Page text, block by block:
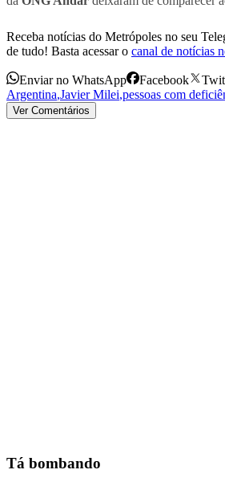
Receba notícias do Metrópoles no seu
de tudo! Basta acessar o canal de notícias
Enviar no WhatsApp Facebook
Argentina,Javier Milei,pessoas com
Ver Comentários
Tá bombando